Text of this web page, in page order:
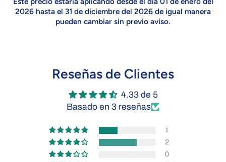
2026 hasta el 31 de diciembre del 2026 de igual manera
pueden cambiar sin previo aviso.
Reseñas de Clientes
4.33 de 5
Basado en 3 reseñas
1
2
0